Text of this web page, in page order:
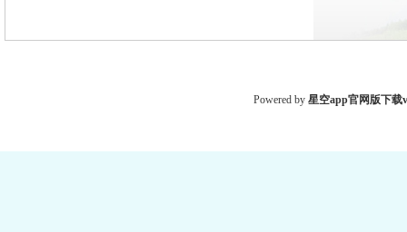
Powered by 星空app官网版下载